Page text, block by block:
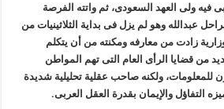
فيه ولى العهد السعودى، ثم واتته الفرصة
عبدالله وهو لم يزل فى بداية الثلاثينيات من
زادت من معارفه ومكنته من أن يتكلم
من قضايا الرأى العام التى تهم المواطن
للمعلومات، ولكنه صاحب عقلية تحليلية شديدة
التفاؤل والإيمان بقدرة العقل العربى.